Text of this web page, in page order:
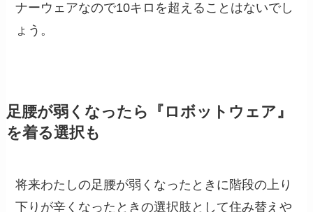
ナーウェアなので10キロを超えることはないでし
ょう。
足腰が弱くなったら『ロボットウェア』
を着る選択も
将来わたしの足腰が弱くなったときに階段の上り
下りが辛くなったときの選択肢として住み替えや